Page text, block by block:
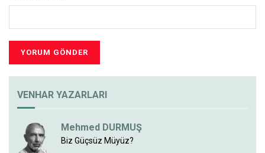
VENHAR YAZARLARI
Mehmed DURMUŞ
Biz Güçsüz Müyüz?